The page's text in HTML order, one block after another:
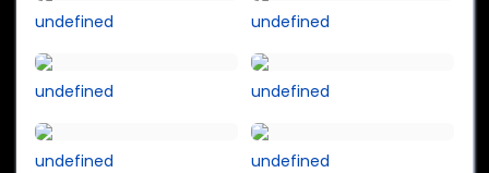
undefined undefined
undefined undefined
undefined undefined